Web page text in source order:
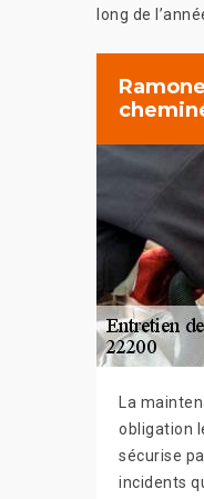
long de
La
obligation
sécurise
incidents